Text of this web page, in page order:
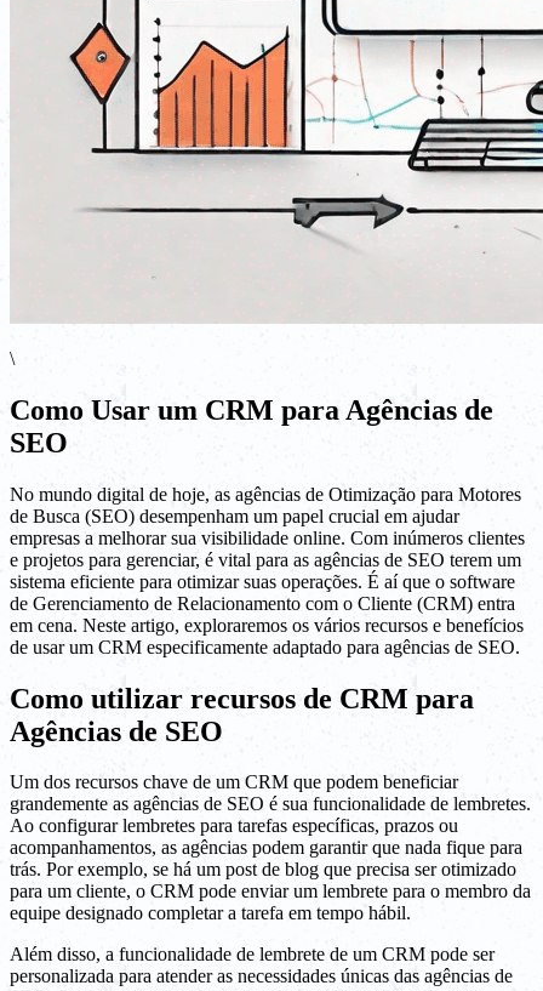
\
Como Usar um CRM para Agências de
SEO
No mundo digital de hoje, as agências de Otimização para Motores
de Busca (SEO) desempenham um papel crucial em ajudar
empresas a melhorar sua visibilidade online. Com inúmeros clientes
e projetos para gerenciar, é vital para as agências de SEO terem um
sistema eficiente para otimizar suas operações. É aí que o software
de Gerenciamento de Relacionamento com o Cliente (CRM) entra
em cena. Neste artigo, exploraremos os vários recursos e benefícios
de usar um CRM especificamente adaptado para agências de SEO.
Como utilizar recursos de CRM para
Agências de SEO
Um dos recursos chave de um CRM que podem beneficiar
grandemente as agências de SEO é sua funcionalidade de lembretes.
Ao configurar lembretes para tarefas específicas, prazos ou
acompanhamentos, as agências podem garantir que nada fique para
trás. Por exemplo, se há um post de blog que precisa ser otimizado
para um cliente, o CRM pode enviar um lembrete para o membro da
equipe designado completar a tarefa em tempo hábil.
Além disso, a funcionalidade de lembrete de um CRM pode ser
personalizada para atender as necessidades únicas das agências de